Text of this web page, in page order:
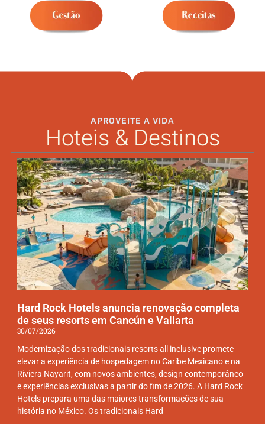
APROVEITE A VIDA
Hoteis & Destinos
Hard Rock Hotels anuncia renovação completa
de seus resorts em Cancún e Vallarta
30/07/2026
Modernização dos tradicionais resorts all inclusive promete
elevar a experiência de hospedagem no Caribe Mexicano e na
Riviera Nayarit, com novos ambientes, design contemporâneo
e experiências exclusivas a partir do fim de 2026. A Hard Rock
Hotels prepara uma das maiores transformações de sua
história no México. Os tradicionais Hard